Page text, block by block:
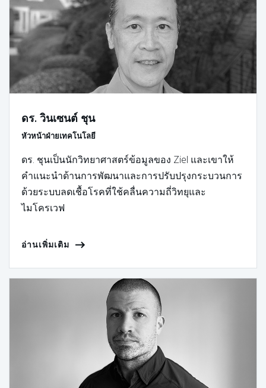
ดร. วินเซนต์ ชุน
หัวหน้าฝ่ายเทคโนโลยี
ดร. ชุนเป็นนักวิทยาศาสตร์ข้อมูลของ Ziel และเขาให้
คำแนะนำด้านการพัฒนาและการปรับปรุงกระบวนการ
ด้วยระบบลดเชื้อโรคที่ใช้คลื่นความถี่วิทยุและ
ไมโครเวฟ
อ่านเพิ่มเติม